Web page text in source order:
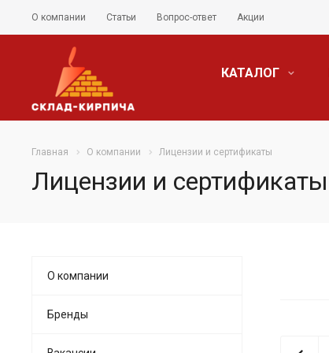
О компании Статьи Вопрос-ответ Акции
КАТАЛОГ
Главная О компании Лицензии и сертификаты
Лицензии и сертификаты
О компании
Бренды